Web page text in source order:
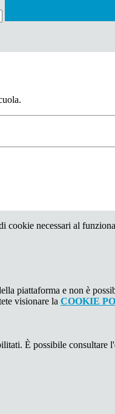
cookie necessari al
piattaforma e non è
visionare la COOKIE
È possibile consultare